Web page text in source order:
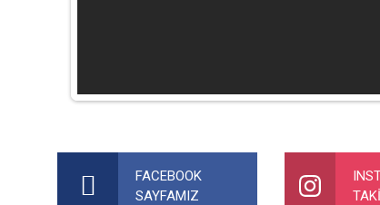
FACEBOOK
SAYFAMIZ